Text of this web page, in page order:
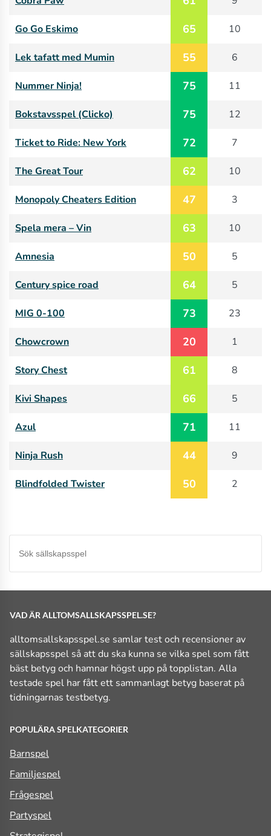
Go Go Eskimo 65 10
Lek tafatt med Mumin 55 6
Nummer Ninja! 75 11
Bokstavsspel (Clicko) 75 12
Ticket to Ride: New York 72 7
The Great Tour 62 10
Monopoly Cheaters Edition 47 3
Spela mera – Vin 63 10
Amnesia 50 5
Century spice road 64 5
MIG 0-100 73 23
Chowcrown 20 1
Story Chest 61 8
Kivi Shapes 66 5
Azul 71 11
Ninja Rush 44 9
Blindfolded Twister 50 2
VAD ÄR ALLTOMSALLSKAPSSPEL.SE?
alltomsallskapsspel.se samlar test och recensioner av
sällskapsspel så att du ska kunna se vilka spel som fått
bäst betyg och hamnar högst upp på topplistan. Alla
testade spel har fått ett sammanlagt betyg baserat på
tidningarnas testbetyg.
POPULÄRA SPELKATEGORIER
Barnspel
Familjespel
Frågespel
Partyspel